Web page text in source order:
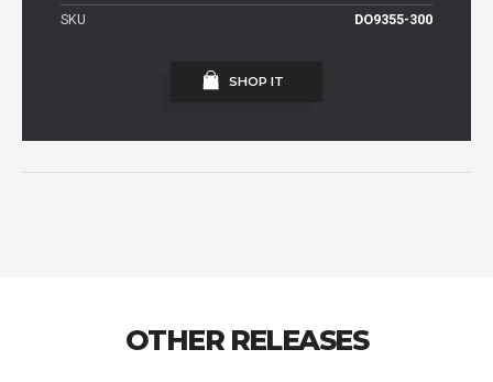
SKU
DO9355-300
SHOP IT
OTHER RELEASES